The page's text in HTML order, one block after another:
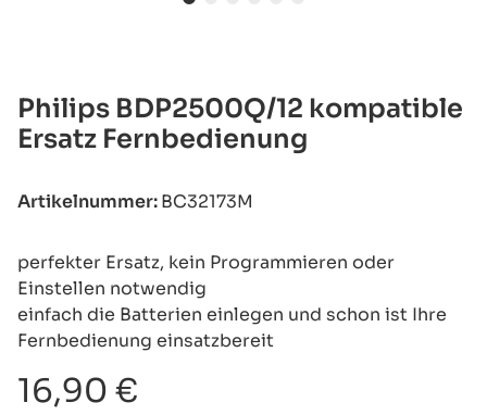
Philips BDP2500Q/12 kompatible
Ersatz Fernbedienung
Artikelnummer:BC32173M
perfekter Ersatz, kein Programmieren oder
Einstellen notwendig
einfach die Batterien einlegen und schon ist Ihre
Fernbedienung einsatzbereit
16,90 €